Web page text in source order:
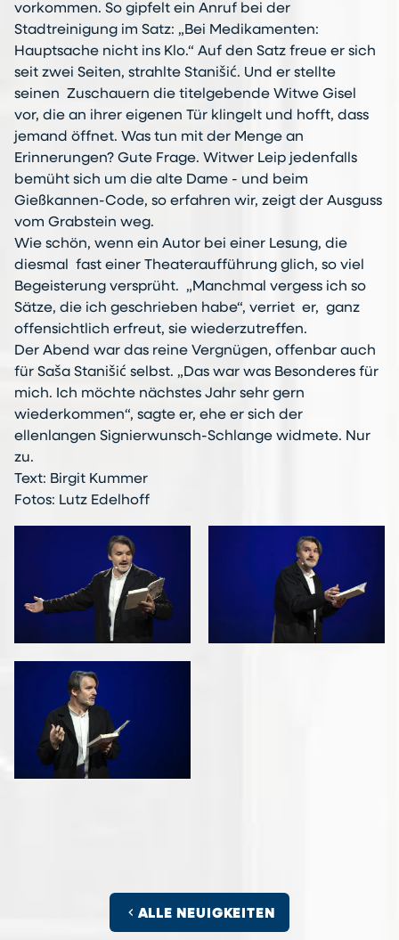
vorkommen. So gipfelt ein Anruf bei der
Stadtreinigung im Satz: „Bei Medikamenten:
Hauptsache nicht ins Klo.“ Auf den Satz freue er sich
seit zwei Seiten, strahlte Stanišić. Und er stellte
seinen Zuschauern die titelgebende Witwe Gisel
vor, die an ihrer eigenen Tür klingelt und hofft, dass
jemand öffnet. Was tun mit der Menge an
Erinnerungen? Gute Frage. Witwer Leip jedenfalls
bemüht sich um die alte Dame - und beim
Gießkannen-Code, so erfahren wir, zeigt der Ausguss
vom Grabstein weg.
Wie schön, wenn ein Autor bei einer Lesung, die
diesmal fast einer Theateraufführung glich, so viel
Begeisterung versprüht. „Manchmal vergess ich so
Sätze, die ich geschrieben habe“, verriet er, ganz
offensichtlich erfreut, sie wiederzutreffen.
Der Abend war das reine Vergnügen, offenbar auch
für Saša Stanišić selbst. „Das war was Besonderes für
mich. Ich möchte nächstes Jahr sehr gern
wiederkommen“, sagte er, ehe er sich der
ellenlangen Signierwunsch-Schlange widmete. Nur
zu.
Text: Birgit Kummer
Fotos: Lutz Edelhoff
chevron_left ALLE NEUIGKEITEN